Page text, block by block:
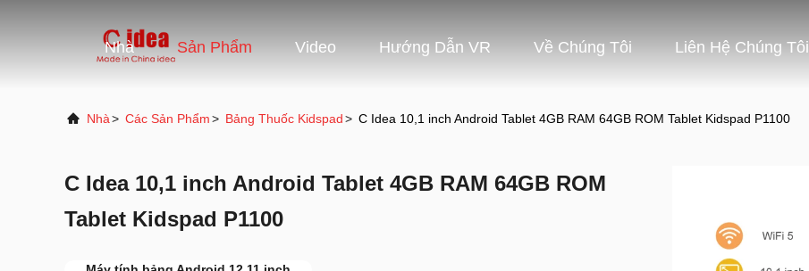
Nhà Sản Phẩm Video Hướng Dẫn VR Về Chúng Tôi Liên Hệ Chúng Tôi
Nhà> Các Sản Phẩm> Bảng Thuốc Kidspad> C Idea 10,1 inch Android Tablet 4GB RAM 64GB ROM Tablet Kidspad P1100
C Idea 10,1 inch Android Tablet 4GB RAM 64GB ROM
Tablet Kidspad P1100